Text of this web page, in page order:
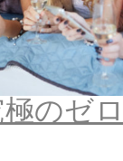
のゼ